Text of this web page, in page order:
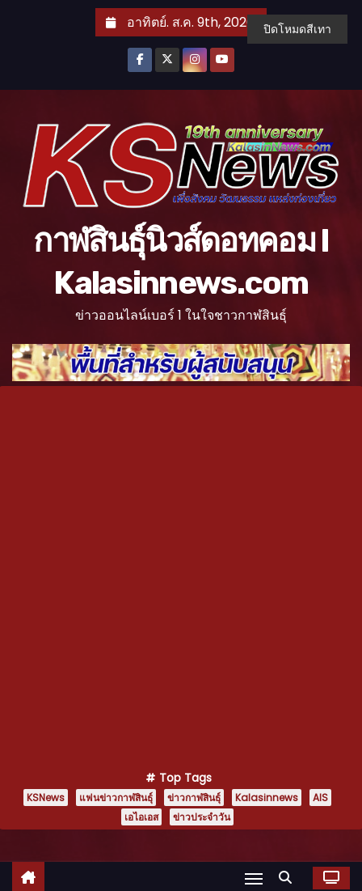
อาทิตย์. ส.ค. 9th, 2026
กาฬสินธุ์นิวส์ดอทคอม l
Kalasinnews.com
ข่าวออนไลน์เบอร์ 1 ในใจชาวกาฬสินธุ์
Top Tags
KSNews แฟนข่าวกาฬสินธุ์ ข่าวกาฬสินธุ์ Kalasinnews
AIS
เอไอเอส
ข่าวประจำวัน
ปิดโหมดสีเทา